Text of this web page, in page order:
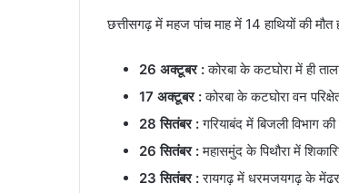
छत्तीसगढ़ में महज पांच माह में 14 हाथियों की
26 अक्टूबर :कोरबा के कटघोरा में ही
17 अक्टूबर :कोरबा के कटघोरा वन
28 सितंबर :गरियाबंद में बिजली विभाग
26 सितंबर :महासमुंद के पिथौरा में
23 सितंबर :रायगढ़ में धरमजयगढ़ के